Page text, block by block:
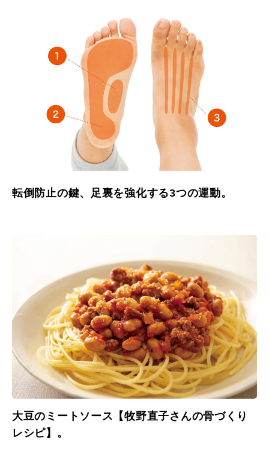
転倒防止の鍵、足裏を強化する3つの運動。
大豆のミートソース【牧野直子さんの骨づくり
レシピ】。